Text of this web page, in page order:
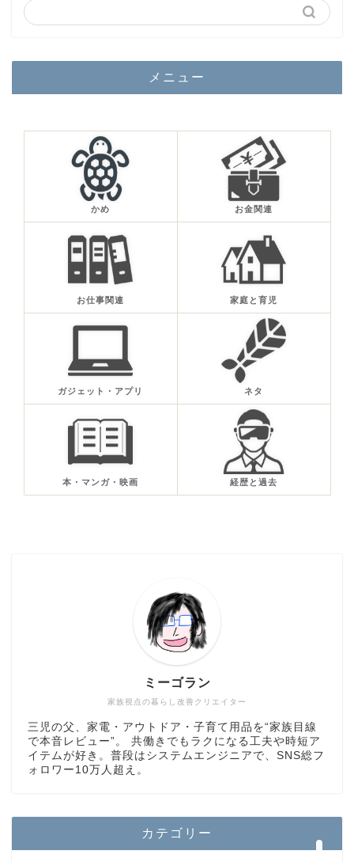
メニュー
かめ お金関連
お仕事関連 家庭と育児
ガジェット・アプリ ネタ
本・マンガ・映画 経歴と過去
家族視点の暮らし改善クリエイター
ミーゴラン
三児の父、家電・アウトドア・子育て用品を“家族目線
で本音レビュー”。 共働きでもラクになる工夫や時短ア
イテムが好き。普段はシステムエンジニアで、SNS総フ
ォロワー10万人超え。
カテゴリー
カテゴリ紹介
プロフィール